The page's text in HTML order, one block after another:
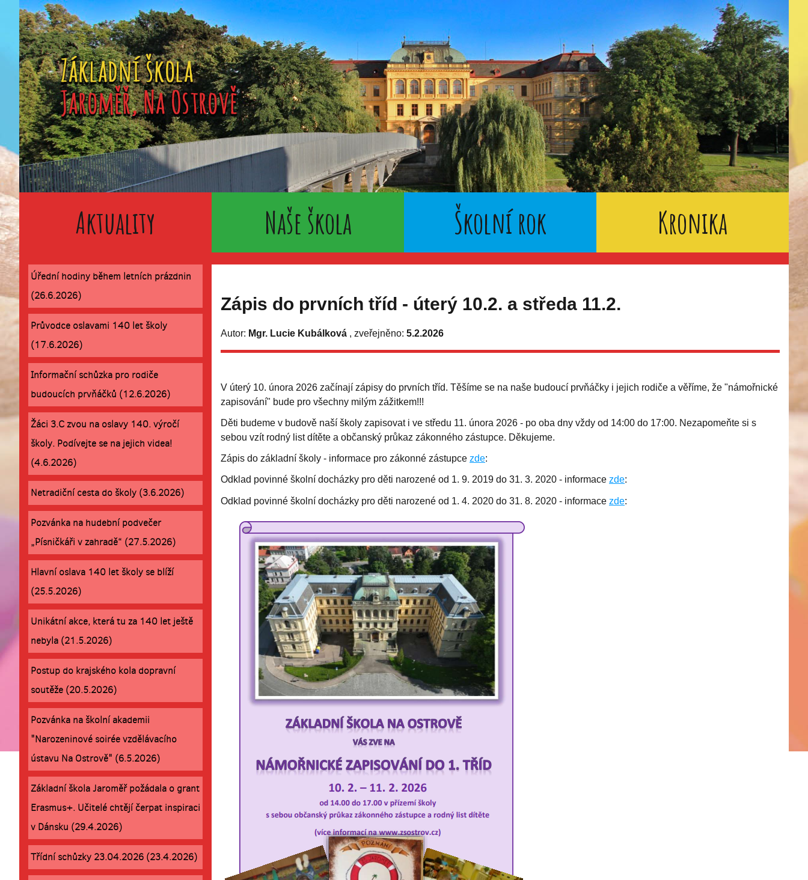
Aktuality Naše škola Školní rok Kronika
Úřední hodiny během letních prázdnin
(26.6.2026)
Průvodce oslavami 140 let školy
(17.6.2026)
Informační schůzka pro rodiče
budoucích prvňáčků (12.6.2026)
Žáci 3.C zvou na oslavy 140. výročí
školy. Podívejte se na jejich videa!
(4.6.2026)
Netradiční cesta do školy (3.6.2026)
Pozvánka na hudební podvečer
„Písničkáři v zahradě“ (27.5.2026)
Hlavní oslava 140 let školy se blíží
(25.5.2026)
Unikátní akce, která tu za 140 let ještě
nebyla (21.5.2026)
Postup do krajského kola dopravní
soutěže (20.5.2026)
Pozvánka na školní akademii
"Narozeninové soirée vzdělávacího
ústavu Na Ostrově" (6.5.2026)
Základní škola Jaroměř požádala o grant
Erasmus+. Učitelé chtějí čerpat inspiraci
v Dánsku (29.4.2026)
Třídní schůzky 23.04.2026 (23.4.2026)
Zápis do prvních tříd - úterý 10.2. a středa 11.2.
Autor: Mgr. Lucie Kubálková , zveřejněno: 5.2.2026
V úterý 10. února 2026 začínají zápisy do prvních tříd. Těšíme se na naše budoucí prvňáčky i jejich rodiče a věříme, že "námořnické
zapisování" bude pro všechny milým zážitkem!!!
Děti budeme v budově naší školy zapisovat i ve středu 11. února 2026 - po oba dny vždy od 14:00 do 17:00. Nezapomeňte si s
sebou vzít rodný list dítěte a občanský průkaz zákonného zástupce. Děkujeme.
Zápis do základní školy - informace pro zákonné zástupce zde:
Odklad povinné školní docházky pro děti narozené od 1. 9. 2019 do 31. 3. 2020 - informace zde:
Odklad povinné školní docházky pro děti narozené od 1. 4. 2020 do 31. 8. 2020 - informace zde: